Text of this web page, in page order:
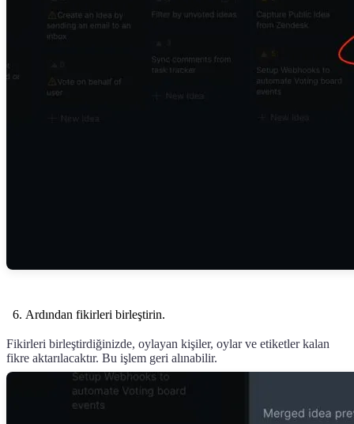
Ardından fikirleri birleştirin.
Fikirleri birleştirdiğinizde, oylayan kişiler, oylar ve etiketler kalan
fikre aktarılacaktır. Bu işlem geri alınabilir.